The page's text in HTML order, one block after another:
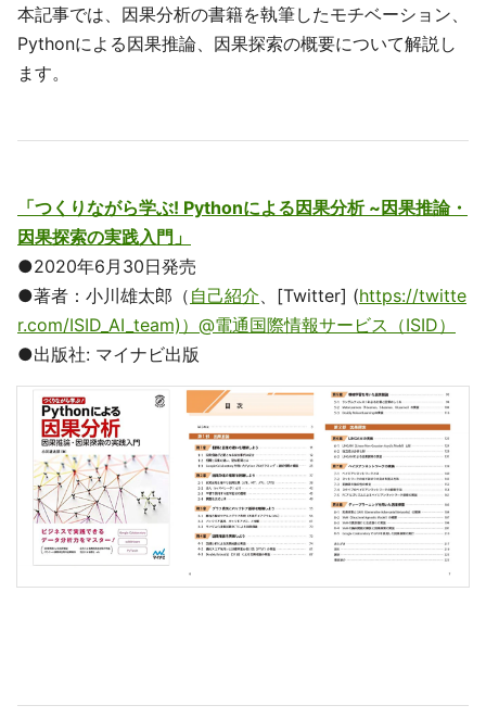
本記事では、因果分析の書籍を執筆したモチベーション、
Pythonによる因果推論、因果探索の概要について解説し
ます。
「つくりながら学ぶ! Pythonによる因果分析 ~因果推論・
因果探索の実践入門」
●2020年6月30日発売
●著者：小川雄太郎（ 自己紹介、[Twitter] (https://twitte
r.com/ISID_AI_team)）@電通国際情報サービス（ISID）
●出版社: マイナビ出版